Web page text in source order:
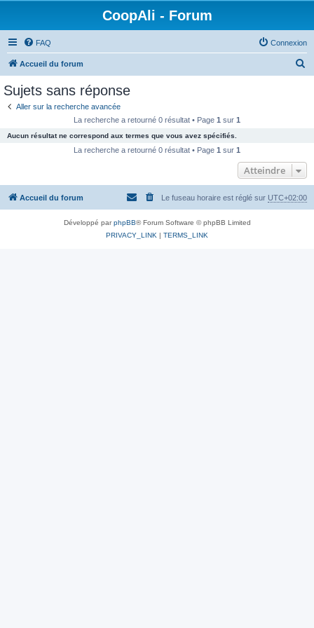
CoopAli - Forum
FAQ Connexion
Accueil du forum
c
e
Sujets sans réponse
Aller sur la recherche avancée
La recherche a retourné 0 résultat • Page 1 sur 1
Aucun résultat ne correspond aux termes que vous avez spécifiés.
La recherche a retourné 0 résultat • Page 1 sur 1
Atteindre
Accueil du forum Le fuseau horaire est réglé sur UTC+02:00
Développé parphpBB® Forum Software © phpBB Limited
PRIVACY_LINK | TERMS_LINK